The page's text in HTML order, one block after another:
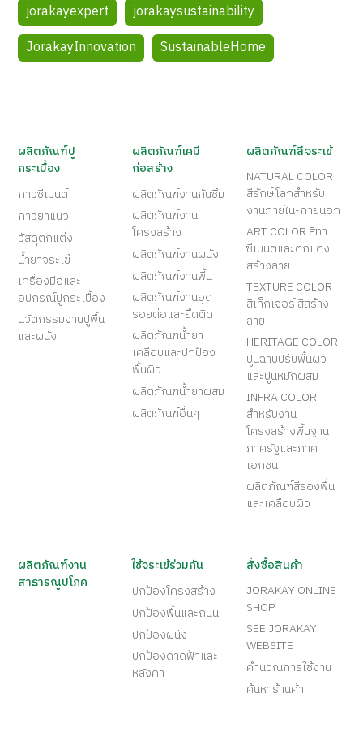
jorakayexpert
jorakaysustainability
JorakayInnovation
SustainableHome
ผลิตภัณฑ์ปู
กระเบื้อง
กาวซีเมนต์
กาวยาแนว
วัสดุตกแต่ง
น้ำยาจระเข้
เครื่องมือและ
อุปกรณ์ปูกระเบื้อง
นวัตกรรมงานปูพื้น
และผนัง
ผลิตภัณฑ์เคมี
ก่อสร้าง
ผลิตภัณฑ์งานกันซึม
ผลิตภัณฑ์งาน
โครงสร้าง
ผลิตภัณฑ์งานผนัง
ผลิตภัณฑ์งานพื้น
ผลิตภัณฑ์งานอุด
รอยต่อและยึดติด
ผลิตภัณฑ์น้ำยา
เคลือบและปกป้อง
พื้นผิว
ผลิตภัณฑ์น้ำยาผสม
ผลิตภัณฑ์อื่นๆ
ผลิตภัณฑ์สีจระเข้
NATURAL COLOR
สีรักษ์โลกสำหรับ
งานภายใน-ภายนอก
ART COLOR สีทา
ซีเมนต์และตกแต่ง
สร้างลาย
TEXTURE COLOR
สีเท็กเจอร์ สีสร้าง
ลาย
HERITAGE COLOR
ปูนฉาบปรับพื้นผิว
และปูนหมักผสม
INFRA COLOR
สำหรับงาน
โครงสร้างพื้นฐาน
ภาครัฐและภาค
เอกชน
ผลิตภัณฑ์สีรองพื้น
และเคลือบผิว
ผลิตภัณฑ์งาน
สาธารณูปโภค
ใช้จระเข้ร่วมกัน
ปกป้องโครงสร้าง
ปกป้องพื้นและถนน
ปกป้องผนัง
ปกป้องดาดฟ้าและ
หลังคา
สั่งซื้อสินค้า
JORAKAY ONLINE
SHOP
SEE JORAKAY
WEBSITE
คำนวณการใช้งาน
ค้นหาร้านค้า